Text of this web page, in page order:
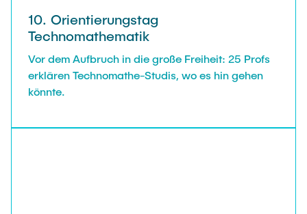
10. Orientierungstag
Technomathematik
Vor dem Aufbruch in die große Freiheit: 25 Profs
erklären Technomathe-Studis, wo es hin gehen
könnte.